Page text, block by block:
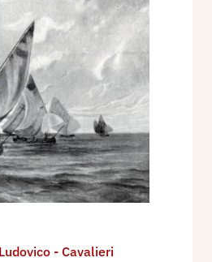
Moderna - Natura ed
n. 1 gennaio, pp. 9, 12.
Esposizione Nazionale
per le onoranze a
Como, Istituto Carducci,
Mostra Nazionale del
mostra, Bergamo,
sett./ott., p. 37.
e contemporanei,
- Cavalieri